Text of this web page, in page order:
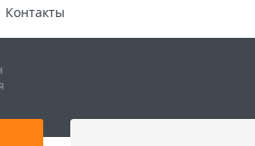
Контакты